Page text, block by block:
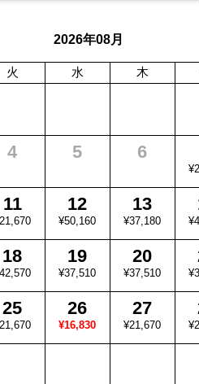
2026年08月
火 水 木
4 5 6
11 12
¥50,160
13
¥37,180
18 19
¥37,510
20
¥37,510
25 26
¥16,830
27
¥21,670